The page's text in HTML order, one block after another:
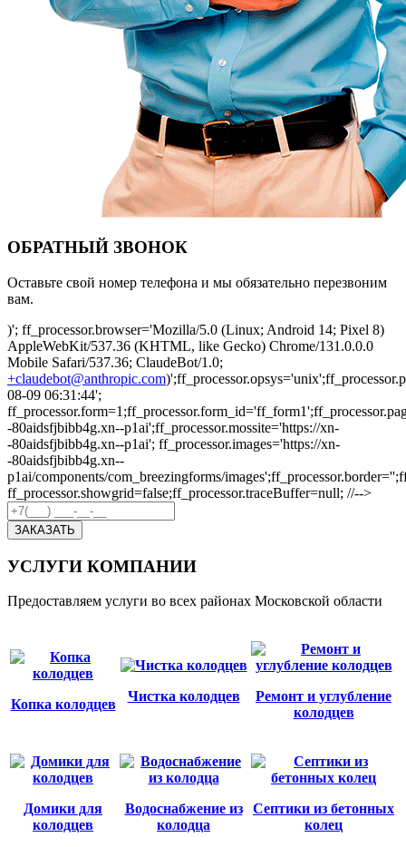
ОБРАТНЫЙ ЗВОНОК
Оставьте свой номер телефона и мы обязательно перезвоним
вам.
)'; ff_processor.browser='Mozilla/5.0 (Linux; Android 14; Pixel 8)
AppleWebKit/537.36 (KHTML, like Gecko) Chrome/131.0.0.0
Mobile Safari/537.36; ClaudeBot/1.0;
+claudebot@anthropic.com
08-09 06:31:44';
-80aidsfjbibb4g.xn--p1ai';ff_processor.mossite='https://xn-
-80aidsfjbibb4g.xn--p1ai'; ff_processor.images='https://xn-
-80aidsfjbibb4g.xn--
p1ai/components/com_breezingforms/
ff_processor.showgrid=false;ff_processor.traceBuffer=null; //-->
ЗАКАЗАТЬ
УСЛУГИ КОМПАНИИ
Предоставляем услуги во всех районах Московской области
Копка колодцев
Чистка колодцев
Ремонт и углубление
колодцев
Домики для
колодцев
Водоснабжение из
колодца
Септики из бетонных
колец